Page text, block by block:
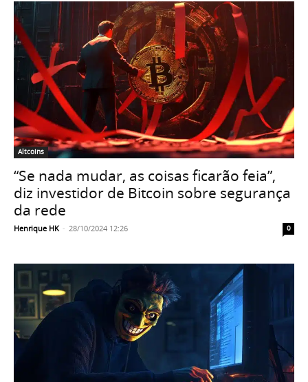
Altcoins
“Se nada mudar, as coisas ficarão feia”,
diz investidor de Bitcoin sobre segurança
da rede
Henrique HK - 28/10/2024 12:26 0